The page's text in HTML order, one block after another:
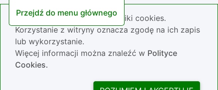
Przejdź do menu głównego
Nasza strona wykorzystuje pliki cookies.
Korzystanie z witryny oznacza zgodę na ich zapis
lub wykorzystanie.
Więcej informacji można znaleźć w Polityce
Cookies.